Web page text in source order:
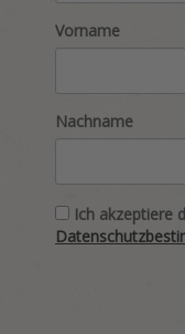
Vorname
Nachname
Ich akzeptiere